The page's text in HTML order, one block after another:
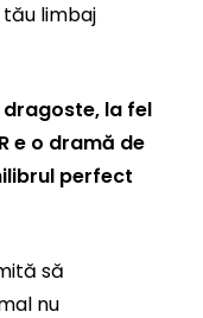
limbaj
dragoste, la fel
e o dramă de
perfect
să
nu